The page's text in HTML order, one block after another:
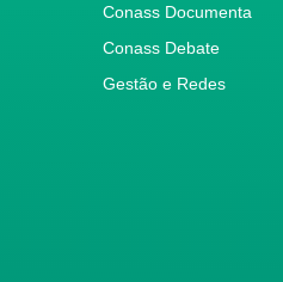
Conass Documenta
Conass Debate
Gestão e Redes